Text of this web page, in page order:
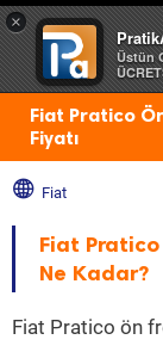
×
Üstün
Fiat Pratico
Fiyatı
Fiat
Fiat Pratico
Ne Kadar?
Fiat Pratico ön